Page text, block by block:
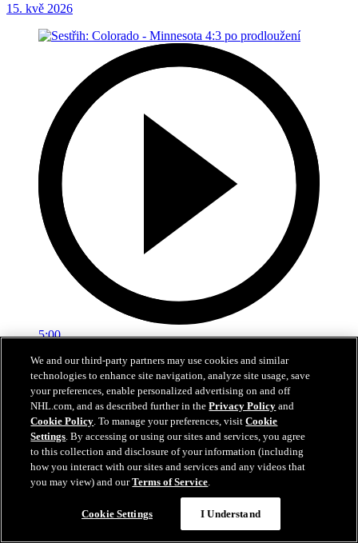
15. kvě 2026
5:00
Sestřih: Colorado - Minnesota 4:3 po prodloužení
Sestřih 5. zápasu série Colorado - Minnesota
14. kvě 2026
We and our third-party partners may use cookies and similar
technologies to enhance site navigation, analyze site usage, save
your preferences, enable personalized advertising on and off
NHL.com, and as described further in thePrivacy Policy and
Cookie Policy. To manage your preferences, visitCookie
Settings. By accessing or using our sites and services, you agree
to this collection and disclosure of your information (including
how you interact with our sites and services and any videos that
you may view) and ourTerms of Service.
Cookie Settings I Understand